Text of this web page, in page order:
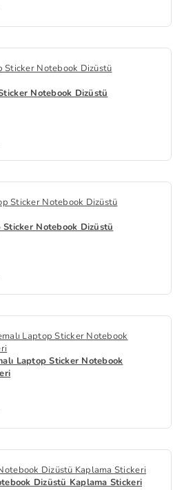
Notebook Dizüstü
Notebook Dizüstü
Laptop Sticker Notebook
Dizüstü Kaplama Stickeri